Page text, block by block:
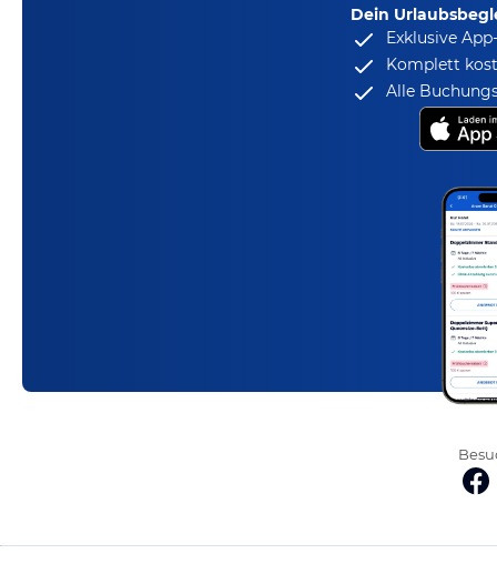
Dein
Exklusive
Komplett
Alle